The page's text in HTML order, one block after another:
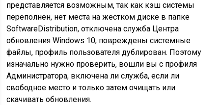
представляется возможным, так как кэш системы
переполнен, нет места на жестком диске в папке
SoftwareDistribution, отключена служба Центра
обновления Windows 10, повреждены системные
файлы, профиль пользователя дублирован. Поэтому
изначально нужно проверить, вошли вы с профиля
Администратора, включена ли служба, если ли
свободное место и только затем очищать или
скачивать обновления.